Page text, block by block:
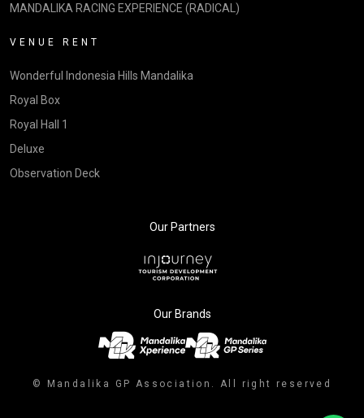
MANDALIKA RACING EXPERIENCE (RADICAL)
VENUE RENT
Wonderful Indonesia Hills Mandalika
Royal Box
Royal Hall 1
Deluxe
Observation Deck
Our Partners
Our Brands
© Mandalika GP Association. All right reserved